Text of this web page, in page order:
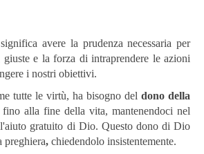
avere la prudenza necessaria per
giuste e la forza di intraprendere le azioni
i nostri obiettivi.
tutte le virtù, ha bisogno del dono della
fino alla fine della vita, mantenendoci nel
gratuito di Dio. Questo dono di Dio
preghiera, chiedendolo insistentemente.